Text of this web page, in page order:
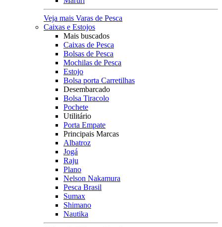
Veja mais Varas de Pesca
Caixas e Estojos
Mais buscados
Caixas de Pesca
Bolsas de Pesca
Mochilas de Pesca
Estojo
Bolsa porta Carretilhas
Desembarcado
Bolsa Tiracolo
Pochete
Utilitário
Porta Empate
Principais Marcas
Albatroz
Jogá
Raju
Plano
Nelson Nakamura
Pesca Brasil
Sumax
Shimano
Nautika